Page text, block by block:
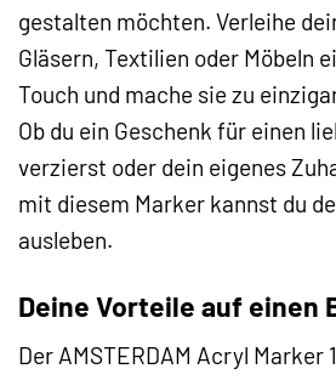
gestalten möchten. Verleihe
Gläsern, Textilien oder Möbeln
Touch und mache sie zu
Ob du ein Geschenk für einen
verzierst oder dein eigenes
mit diesem Marker kannst du
ausleben.
Deine Vorteile auf einen
Der AMSTERDAM Acryl Marker